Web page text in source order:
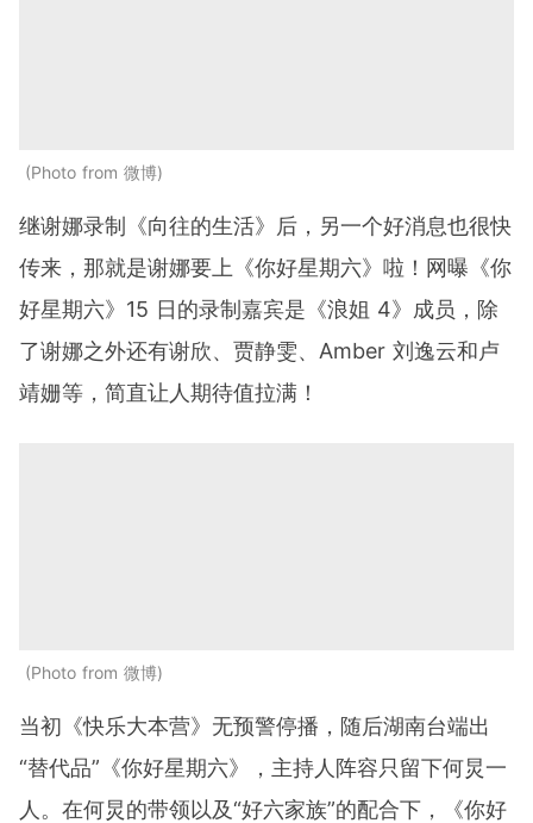
Photo from 微博
继谢娜录制《向往的生活》后，另一个好消息也很快
传来，那就是谢娜要上《你好星期六》啦！网曝《你
好星期六》15 日的录制嘉宾是《浪姐 4》成员，除
了谢娜之外还有谢欣、贾静雯、Amber 刘逸云和卢
靖姗等，简直让人期待值拉满！
Photo from 微博
当初《快乐大本营》无预警停播，随后湖南台端出
“替代品”《你好星期六》，主持人阵容只留下何炅一
人。在何炅的带领以及“好六家族”的配合下，《你好